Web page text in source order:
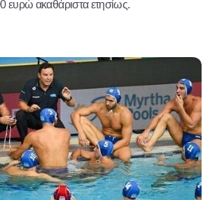
ευρώ ακαθάριστα ετησίως.